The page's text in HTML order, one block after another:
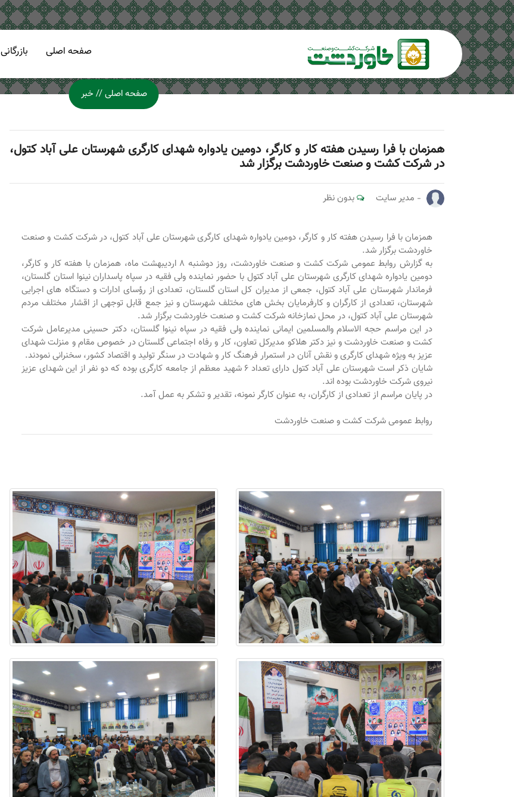
صفحه اصلی بازرگانی
صفحه اصلی خبر
همزمان با فرا رسیدن هفته کار و کارگر، دومین یادواره شهدای کارگری شهرستان علی آباد کتول،
در شرکت کشت و صنعت خاوردشت برگزار شد
مدیر سایت بدون نظر
همزمان با فرا رسیدن هفته کار و کارگر، دومین یادواره شهدای کارگری شهرستان علی آباد کتول، در شرکت کشت و صنعت
خاوردشت برگزار شد.
به گزارش روابط عمومی شرکت کشت و صنعت خاوردشت، روز دوشنبه ۸ اردیبهشت ماه، همزمان با هفته کار و کارگر،
دومین یادواره شهدای کارگری شهرستان علی آباد کتول با حضور نماینده ولی فقیه در سپاه پاسداران نینوا استان گلستان،
فرماندار شهرستان علی آباد کتول، جمعی از مدیران کل استان گلستان، تعدادی از رؤسای ادارات و دستگاه های اجرایی
شهرستان، تعدادی از کارگران و کارفرمایان بخش های مختلف شهرستان و نیز جمع قابل توجهی از اقشار مختلف مردم
شهرستان علی آباد کتول، در محل نمازخانه شرکت کشت و صنعت خاوردشت برگزار شد.
در این مراسم حجه الاسلام والمسلمین ایمانی نماینده ولی فقیه در سپاه نینوا گلستان، دکتر حسینی مدیرعامل شرکت
کشت و صنعت خاوردشت و نیز دکتر هلاکو مدیرکل تعاون، کار و رفاه اجتماعی گلستان در خصوص مقام و منزلت شهدای
عزیز به ویژه شهدای کارگری و نقش آنان در استمرار فرهنگ کار و شهادت در سنگر تولید و اقتصاد کشور، سخنرانی نمودند.
شایان ذکر است شهرستان علی آباد کتول دارای تعداد ۶ شهید معظم از جامعه کارگری بوده که دو نفر از این شهدای عزیز
نیروی شرکت خاوردشت بوده اند.
در پایان مراسم از تعدادی از کارگران، به عنوان کارگر نمونه، تقدیر و تشکر به عمل آمد.
روابط عمومی شرکت کشت و صنعت خاوردشت